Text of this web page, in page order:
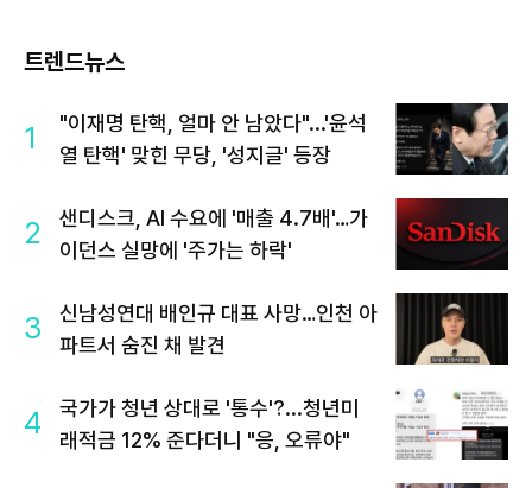
트렌드뉴스
1
"이재명 탄핵, 얼마 안 남았다"...'윤석
열 탄핵' 맞힌 무당, '성지글' 등장
2
샌디스크, AI 수요에 '매출 4.7배'…가
이던스 실망에 '주가는 하락'
3
신남성연대 배인규 대표 사망…인천 아
파트서 숨진 채 발견
4
국가가 청년 상대로 '통수'?...청년미
래적금 12% 준다더니 "응, 오류야"